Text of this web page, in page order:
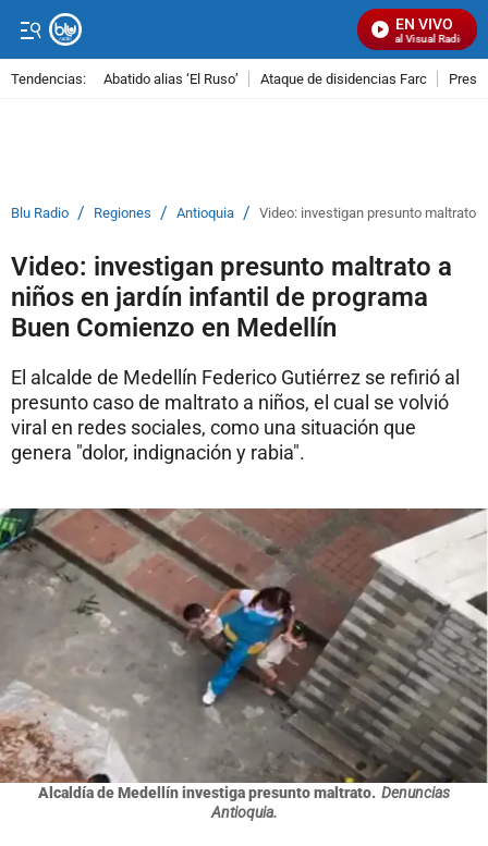
EN VIVO
Señal Visual Radio
Tendencias: Abatido alias ‘El Ruso’ Ataque de disidencias Farc
Blu Radio / Regiones / Antioquia / Video: investigan presunto maltrato
Video: investigan presunto maltrato a
niños en jardín infantil de programa
Buen Comienzo en Medellín
El alcalde de Medellín Federico Gutiérrez se refirió al
presunto caso de maltrato a niños, el cual se volvió
viral en redes sociales, como una situación que
genera "dolor, indignación y rabia".
Alcaldía de Medellín investiga presunto maltrato. Denuncias
Antioquia.